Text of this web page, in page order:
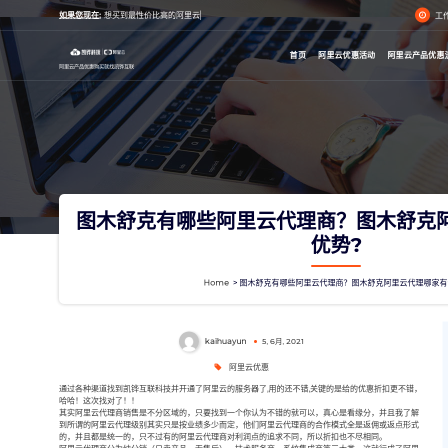
to
content
如果您现在: 工
阿里云产品优惠购买就找凯铧互联
首页 阿里云优惠活动 阿里云产品优惠
图木舒克有哪些阿里云代理商？图木舒克
优势?
Home > 图木舒克有哪些阿里云代理商？图木舒克阿里云代理哪家
kaihuayun 5, 6月, 2021
阿里云优惠
通过各种渠道找到凯铧互联科技并开通了阿里云的服务器了,用的还不错,关键的是给的优惠折扣更不错，
哈哈！这次找对了！！
其实阿里云代理商销售是不分区域的，只要找到一个你认为不错的就可以，真心是看缘分，并且我了解
到所谓的阿里云代理级别其实只是按业绩多少而定，他们阿里云代理商的合作模式全是返佣或返点形式
的，并且都是统一的，只不过有的阿里云代理商对利润点的追求不同，所以折扣也不尽相同。